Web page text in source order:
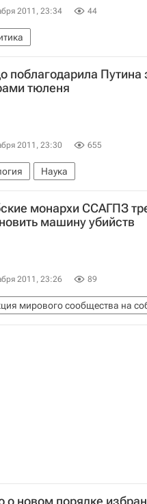
2011, 23:34 44
поблагодарила Путина
тюленя
2011, 23:30 655
Наука
монархи ССАГПЗ
машину убийств
2011, 23:26 89
мирового сообщества на
о новом порядке